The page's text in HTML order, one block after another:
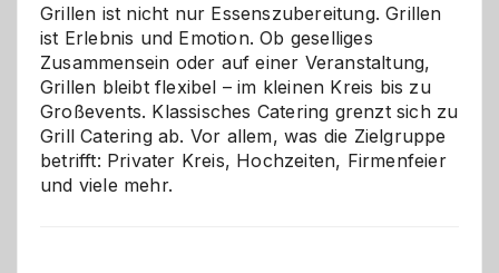
Grillen ist nicht nur Essenszubereitung. Grillen
ist Erlebnis und Emotion. Ob geselliges
Zusammensein oder auf einer Veranstaltung,
Grillen bleibt flexibel – im kleinen Kreis bis zu
Großevents. Klassisches Catering grenzt sich zu
Grill Catering ab. Vor allem, was die Zielgruppe
betrifft: Privater Kreis, Hochzeiten, Firmenfeier
und viele mehr.